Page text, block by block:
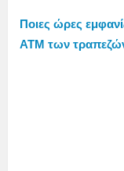
Ποιες ώρες
ΑΤΜ των